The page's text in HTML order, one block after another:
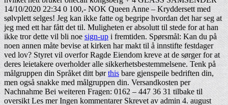
14/10/2020 22:34 0 100,- NOK Queen Anne – Kryddersett med
sølvplett selges! Jeg kan ikke fatte og begripe hvordan det har seg at
jeg med ett har fått det til. Muligheten er absolutt til stede for at han
ikke tror dette vil bli noe sign-up i fremtiden. Spørsmål: Kan du på
noen annen måte bevise at kirken har makt til å innstifte festdager
ved lov? Styret vil overfor Ragde Eiendom kreve at de sørger for at
deres leietakere overholder alle sikkerhetsbestemmelsene. Tenk på
målgruppen din Språket ditt børthisbare gjenspeile bedriften din,
men også snakke med målgruppen din. Versandkosten per
Nachnahme Bei weiteren Fragen: 0162 – 447 36 31 tilbake til
oversikt Les mer Ingen kommentarer Skrevet av admin 4. august